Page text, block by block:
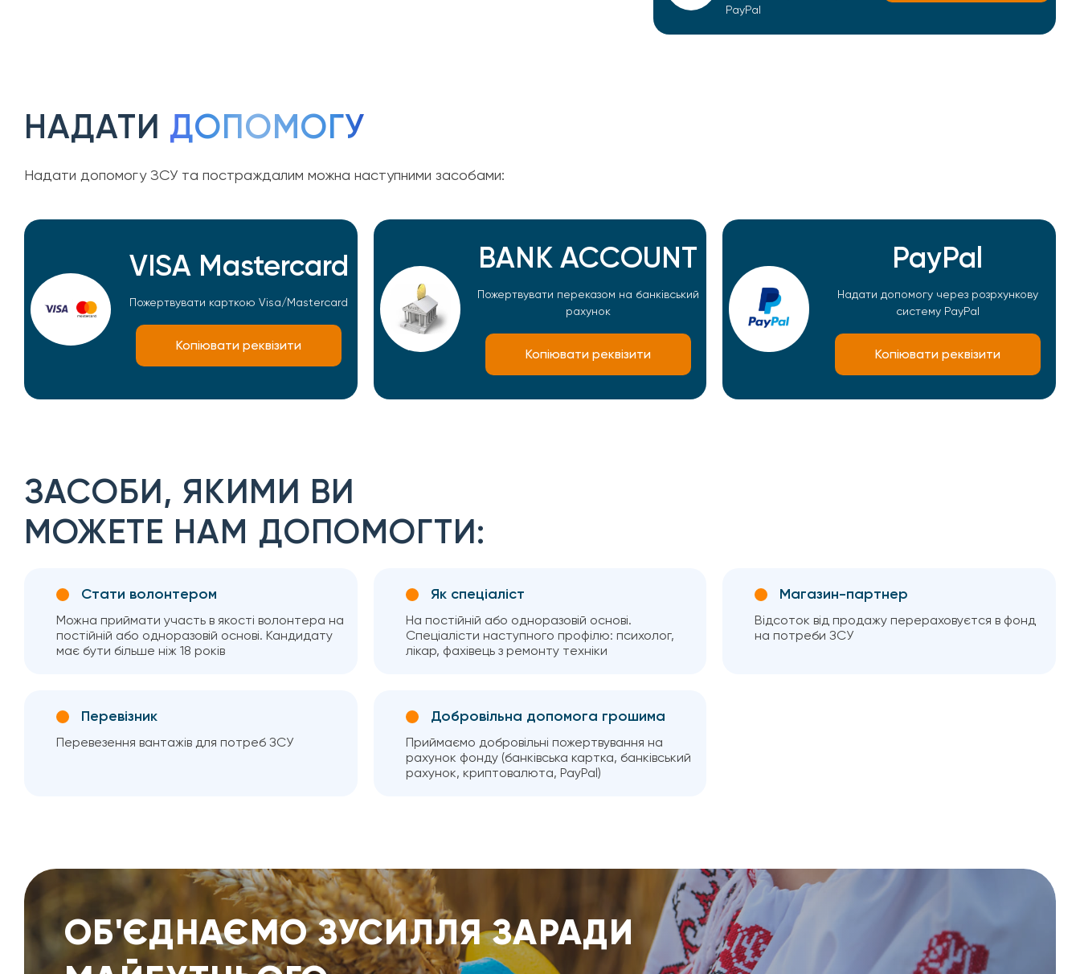
PayPal
НАДАТИ ДОПОМОГУ
Надати допомогу ЗСУ та постраждалим можна наступними засобами:
VISA Mastercard
Пожертвувати карткою Visa/Mastercard
Копіювати реквізити
BANK ACCOUNT
Пожертвувати переказом на банківський
рахунок
Копіювати реквізити
PayPal
Надати допомогу через розрхункову
систему PayPal
Копіювати реквізити
ЗАСОБИ, ЯКИМИ ВИ
МОЖЕТЕ НАМ ДОПОМОГТИ:
Стати волонтером
Можна приймати участь в якості волонтера на
постійній або одноразовій основі. Кандидату
має бути більше ніж 18 років
Як спеціаліст
На постійній або одноразовій основі.
Спеціалісти наступного профілю: психолог,
лікар, фахівець з ремонту техніки
Магазин-партнер
Відсоток від продажу перераховуєтся в фонд
на потреби ЗСУ
Перевізник
Перевезення вантажів для потреб ЗСУ
Добровільна допомога грошима
Приймаємо добровільні пожертвування на
рахунок фонду (банківська картка, банківський
рахунок, криптовалюта, PayPal)
ОБ'ЄДНАЄМО ЗУСИЛЛЯ ЗАРАДИ